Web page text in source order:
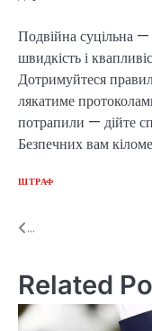
Подвійна суцільна
швидкість і
Дотримуйтеся
лякатиме
потрапили — дійте
Безпечних вам
ШТРАФ
Post
...
Related